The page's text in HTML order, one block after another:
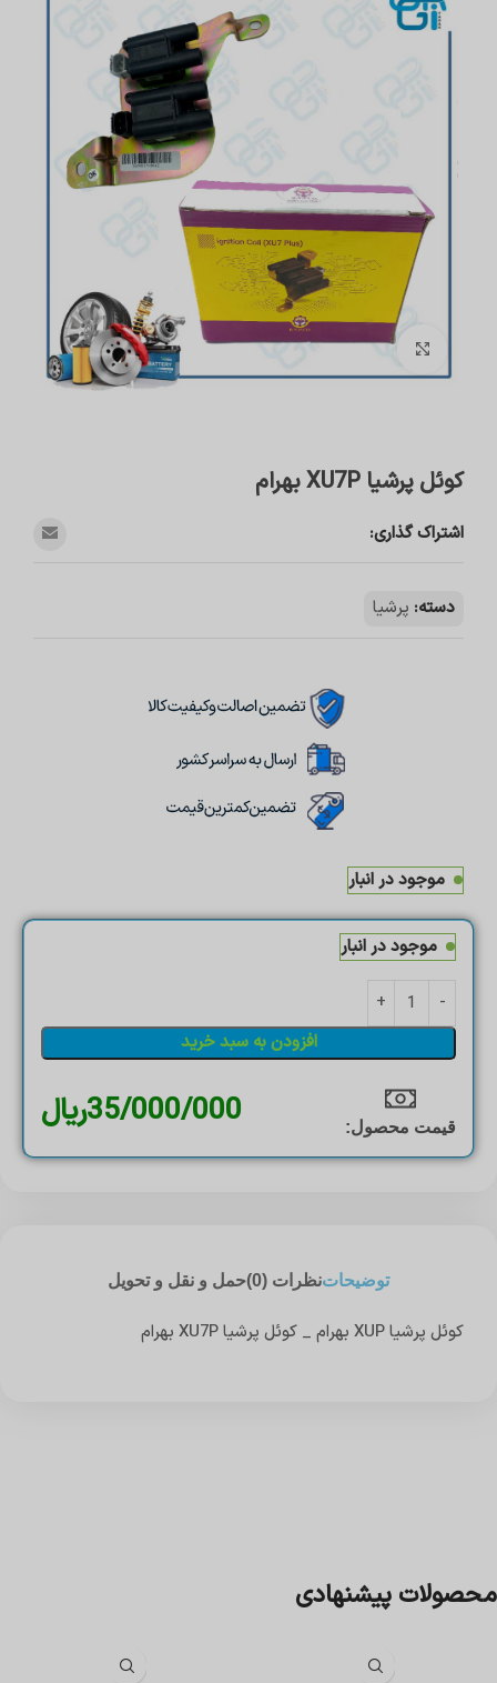
برای بزرگنمایی کلیک کنید
کوئل پرشیا XU7P بهرام
اشتراک گذاری:
دسته: پرشیا
موجود در انبار
موجود در انبار
افزودن به سبد خرید
قیمت محصول:​ 35/000/000ریال
توضیحاتنظرات (0) حمل و نقل و تحویل
کوئل پرشیا XUP بهرام _ کوئل پرشیا XU7P بهرام
محصولات پیشنهادی